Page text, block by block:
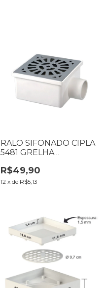
RALO SIFONADO CIPLA
5481 GRELHA
100MM
R$49,90
12 x de R$5,13